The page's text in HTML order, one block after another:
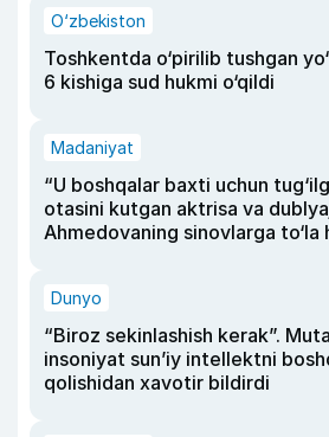
O‘zbekiston
Toshkentda o‘pirilib tushgan
6 kishiga sud hukmi o‘qildi
Madaniyat
“U boshqalar baxti uchun
otasini kutgan aktrisa va
Ahmedovaning sinovlarga to‘la
Dunyo
“Biroz sekinlashish kerak”.
insoniyat sun’iy intellektni
qolishidan xavotir bildirdi